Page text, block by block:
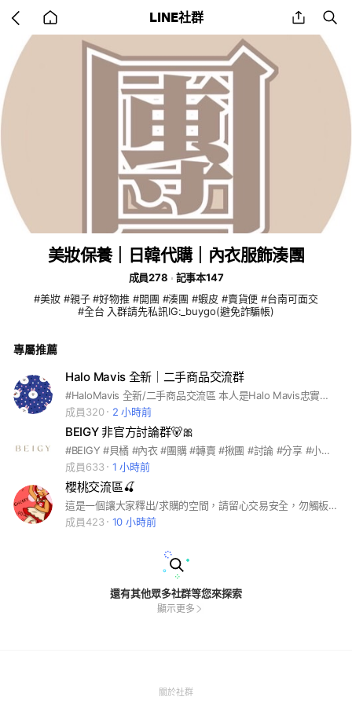
back
to
home
LINE社群 share
美妝保養｜日韓代購｜內衣服飾湊團
成員278
記事本147
#美妝 #親子 #好物推 #開團 #湊團 #蝦皮 #賣貨便 #台南可面交
#全台 入群請先私訊IG:_buygo(避免詐騙帳)
專屬推薦
Halo Mavis 全新｜二手商品交流群
#HaloMavis 全新/二手商品交流區 本人是Halo Mavis忠實買家，跟著瑪菲司買了多年，也漸漸發現自己適合的商品。這裡是提供給跟我一樣的買家交流，本著環保、愛物的原則，將自己在halo mavis 購得用不到的商品交流給需要的人。 po文原則請看公告🪧 📌轉賣文請放在記事本，可一文po多物，務必附上當初在halo mavis購買的交易紀錄截圖（未附上直接刪除）完成交易後留言「感謝已交易完成」並自行刪文，版主保留審文權限，不負責包含金流等任何爭議。 網路購物你的蜜糖我的毒藥，可交流 嚴禁攻擊！ 📌每週三開放工商日，可po非詐騙、貸款、宗教⋯等許願求售文、工商交流文。一人一文，超過一則直接刪文！ 「進群密碼超級簡單」：回答瑪菲司的一首單曲名稱
成員320
2 小時前
BEIGY 非官方討論群🐻🎀
#BEIGY #貝橘 #內衣 #團購 #轉賣 #揪團 #討論 #分享 #小胸專家 #bratop
成員633
1 小時前
櫻桃交流區🍒
這是一個讓大家釋出/求購的空間，請留心交易安全，勿觸板規 #櫻桃🍒
成員423
10 小時前
還有其他眾多社群等您來探索
顯示更多
關於社群(Open